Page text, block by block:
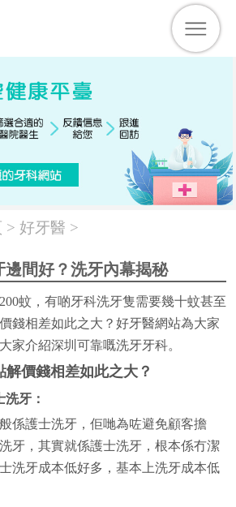
> 好牙醫 >
邊間好？洗牙內幕揭秘
蚊，有啲牙科洗牙隻需要幾十蚊甚至
錢相差如此之大？好牙醫網站為大家
家介紹深圳可靠嘅洗牙牙科。
解價錢相差如此之大？
洗牙：
係護士洗牙，佢哋為咗避免顧客擔
牙，其實就係護士洗牙，根本係冇潔
洗牙成本低好多，基本上洗牙成本低